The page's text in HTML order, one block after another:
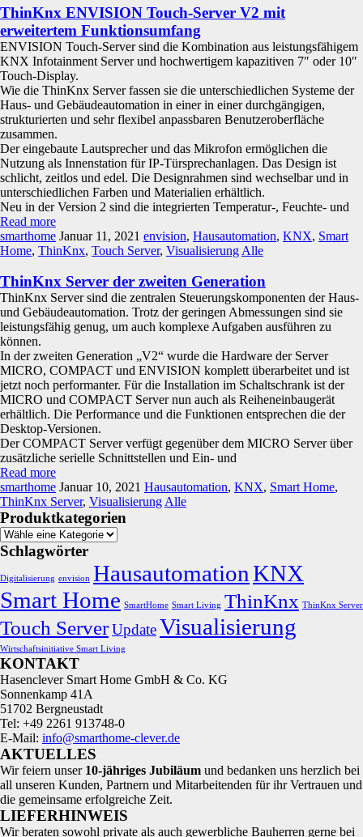
ThinKnx ENVISION Touch-Server V2 mit
erweitertem Funktionsumfang
ENVISION Touch-Server sind die Kombination aus leistungsfähigem
KNX Infotainment Server und hochwertigem kapazitiven 7″ oder 10″
Touch-Display.
Wie die ThinKnx Server fassen sie die unterschiedlichen Systeme der
Haus- und Gebäudeautomation in einer in einer durchgängigen,
strukturierten und sehr flexibel anpassbaren Benutzeroberfläche
zusammen.
Der eingebaute Lautsprecher und das Mikrofon ermöglichen die
Nutzung als Innenstation für IP-Türsprechanlagen. Das Design ist
schlicht, zeitlos und edel. Die Designrahmen sind wechselbar und in
unterschiedlichen Farben und Materialien erhältlich.
Neu in der Version 2 sind die integrierten Temperatur-, Feuchte- und
Read more
smarthome Januar 11, 2021 envision, Hausautomation, KNX, Smart
Home, ThinKnx, Touch Server, Visualisierung Alle
ThinKnx Server der zweiten Generation
ThinKnx Server sind die zentralen Steuerungskomponenten der Haus-
und Gebäudeautomation. Trotz der geringen Abmessungen sind sie
leistungsfähig genug, um auch komplexe Aufgaben ausführen zu
können.
In der zweiten Generation „V2“ wurde die Hardware der Server
MICRO, COMPACT und ENVISION komplett überarbeitet und ist
jetzt noch performanter. Für die Installation im Schaltschrank ist der
MICRO und COMPACT Server nun auch als Reiheneinbaugerät
erhältlich. Die Performance und die Funktionen entsprechen die der
Desktop-Versionen.
Der COMPACT Server verfügt gegenüber dem MICRO Server über
zusätzliche serielle Schnittstellen und Ein- und
Read more
smarthome Januar 10, 2021 Hausautomation, KNX, Smart Home,
ThinKnx Server, Visualisierung Alle
Produktkategorien
Schlagwörter
Digitalisierung envision HausautomationKNX
Smart Home SmartHome Smart Living ThinKnx ThinKnx Server
Touch ServerUpdateVisualisierung
Wirtschaftsinitiative Smart Living
KONTAKT
Hasenclever Smart Home GmbH & Co. KG
Sonnenkamp 41A
51702 Bergneustadt
Tel: +49 2261 913748-0
E-Mail: info@smarthome-clever.de
AKTUELLES
Wir feiern unser 10‑jähriges Jubiläum und bedanken uns herzlich bei
all unseren Kunden, Partnern und Mitarbeitenden für ihr Vertrauen und
die gemeinsame erfolgreiche Zeit.
LIEFERHINWEIS
Wir beraten sowohl private als auch gewerbliche Bauherren gerne bei